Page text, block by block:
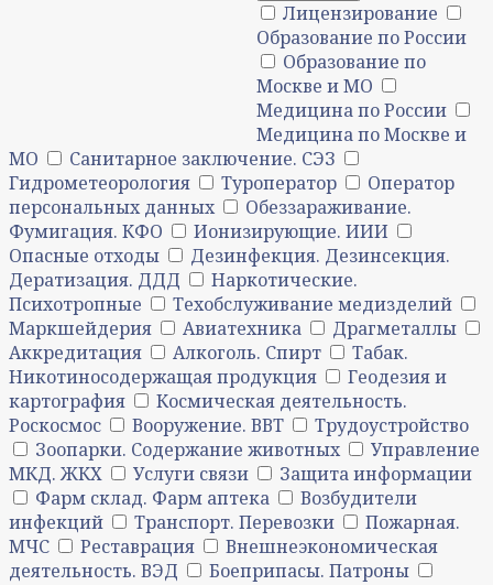
Лицензирование
Образование по России
Образование по
Москве и МО
Медицина по России
Медицина по Москве и
МО
Санитарное заключение. СЭЗ
Гидрометеорология
Туроператор
Оператор
персональных данных
Обеззараживание.
Фумигация. КФО
Ионизирующие. ИИИ
Опасные отходы
Дезинфекция. Дезинсекция.
Дератизация. ДДД
Наркотические.
Психотропные
Техобслуживание медизделий
Маркшейдерия
Авиатехника
Драгметаллы
Аккредитация
Алкоголь. Спирт
Табак.
Никотиносодержащая продукция
Геодезия и
картография
Космическая деятельность.
Роскосмос
Вооружение. ВВТ
Трудоустройство
Зоопарки. Содержание животных
Управление
МКД. ЖКХ
Услуги связи
Защита информации
Фарм склад. Фарм аптека
Возбудители
инфекций
Транспорт. Перевозки
Пожарная.
МЧС
Реставрация
Внешнеэкономическая
деятельность. ВЭД
Боеприпасы. Патроны